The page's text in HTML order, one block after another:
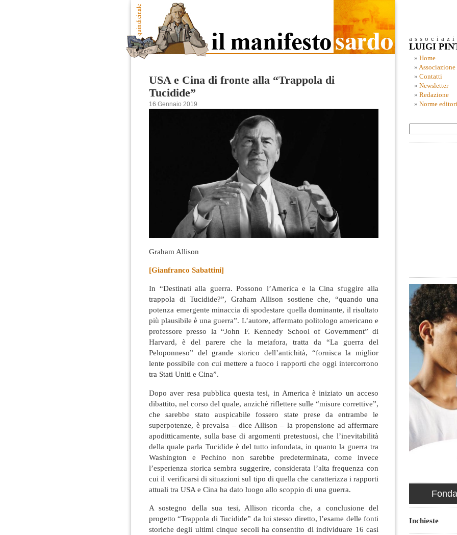
USA e Cina di fronte alla “Trappola di
Tucidide”
16 Gennaio 2019
Graham Allison
[Gianfranco Sabattini]
In “Destinati alla guerra. Possono l’America e la Cina sfuggire alla
trappola di Tucidide?”, Graham Allison sostiene che, “quando una
potenza emergente minaccia di spodestare quella dominante, il risultato
più plausibile è una guerra”. L’autore, affermato politologo americano e
professore presso la “John F. Kennedy School of Government” di
Harvard, è del parere che la metafora, tratta da “La guerra del
Peloponneso” del grande storico dell’antichità, “fornisca la miglior
lente possibile con cui mettere a fuoco i rapporti che oggi intercorrono
tra Stati Uniti e Cina”.
Dopo aver resa pubblica questa tesi, in America è iniziato un acceso
dibattito, nel corso del quale, anziché riflettere sulle “misure correttive”,
che sarebbe stato auspicabile fossero state prese da entrambe le
superpotenze, è prevalsa – dice Allison – la propensione ad affermare
apoditticamente, sulla base di argomenti pretestuosi, che l’inevitabilità
della quale parla Tucidide è del tutto infondata, in quanto la guerra tra
Washington e Pechino non sarebbe predeterminata, come invece
l’esperienza storica sembra suggerire, considerata l’alta frequenza con
cui il verificarsi di situazioni sul tipo di quella che caratterizza i rapporti
attuali tra USA e Cina ha dato luogo allo scoppio di una guerra.
A sostegno della sua tesi, Allison ricorda che, a conclusione del
progetto “Trappola di Tucidide” da lui stesso diretto, l’esame delle fonti
storiche degli ultimi cinque secoli ha consentito di individuare 16 casi
LUIGI
Home
Associazione
Contatti
Newsletter
Redazione
Norme
Inchieste